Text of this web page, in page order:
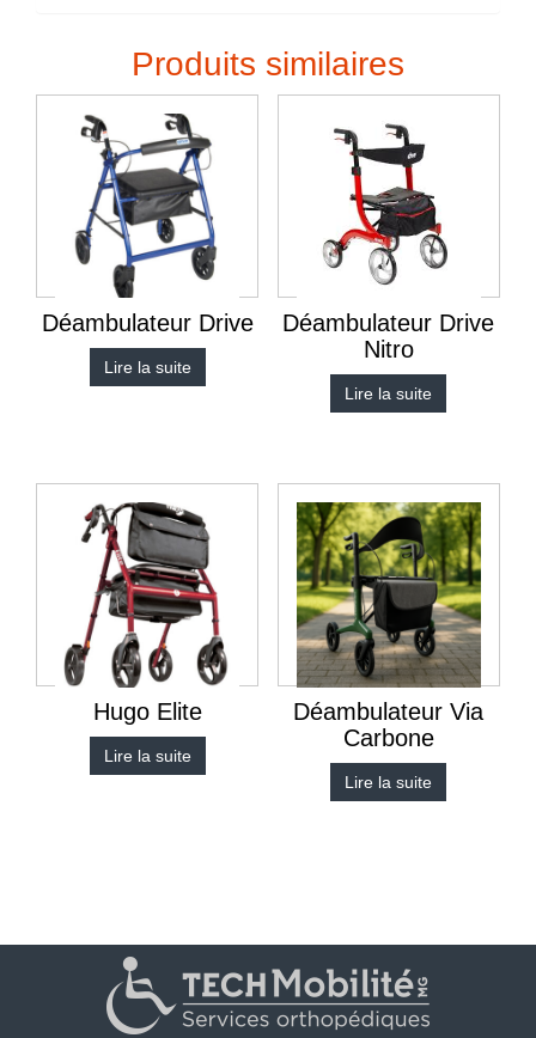
Produits similaires
Déambulateur Drive
Lire la suite
Déambulateur Drive
Nitro
Lire la suite
Hugo Elite
Lire la suite
Déambulateur Via
Carbone
Lire la suite